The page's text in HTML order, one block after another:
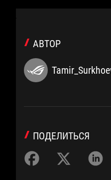
АВТОР
ПОДЕЛИТЬСЯ